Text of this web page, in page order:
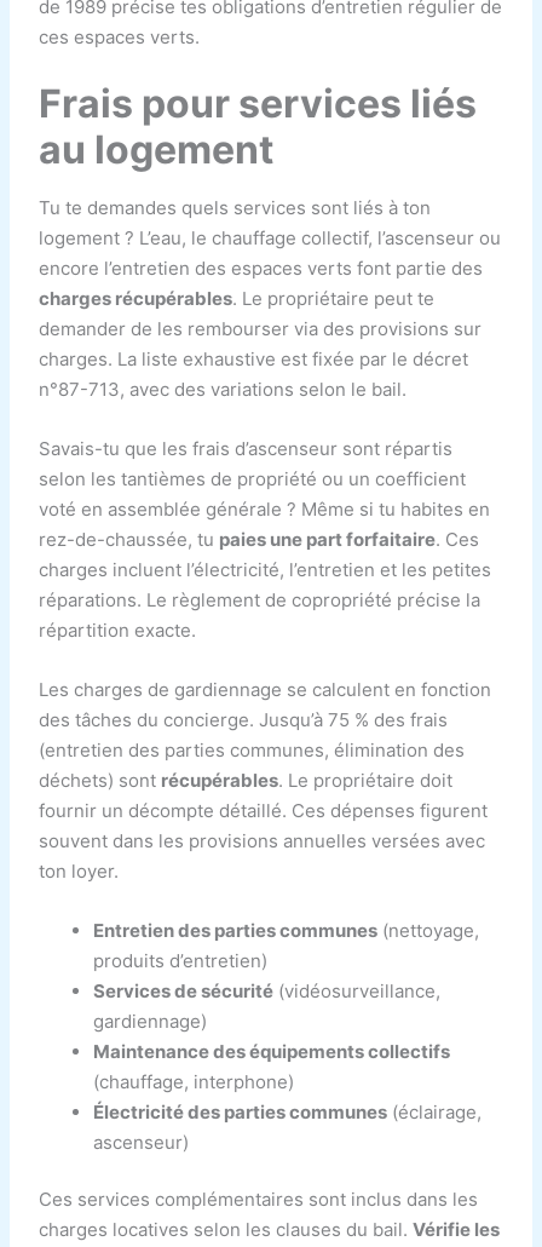
de 1989 précise tes obligations d’entretien régulier de
ces espaces verts.
Frais pour services liés
au logement
Tu te demandes quels services sont liés à ton
logement ? L’eau, le chauffage collectif, l’ascenseur ou
encore l’entretien des espaces verts font partie des
charges récupérables. Le propriétaire peut te
demander de les rembourser via des provisions sur
charges. La liste exhaustive est fixée par le décret
n°87-713, avec des variations selon le bail.
Savais-tu que les frais d’ascenseur sont répartis
selon les tantièmes de propriété ou un coefficient
voté en assemblée générale ? Même si tu habites en
rez-de-chaussée, tu paies une part forfaitaire. Ces
charges incluent l’électricité, l’entretien et les petites
réparations. Le règlement de copropriété précise la
répartition exacte.
Les charges de gardiennage se calculent en fonction
des tâches du concierge. Jusqu’à 75 % des frais
(entretien des parties communes, élimination des
déchets) sont récupérables. Le propriétaire doit
fournir un décompte détaillé. Ces dépenses figurent
souvent dans les provisions annuelles versées avec
ton loyer.
Entretien des parties communes (nettoyage,
produits d’entretien)
Services de sécurité (vidéosurveillance,
gardiennage)
Maintenance des équipements collectifs
(chauffage, interphone)
Électricité des parties communes (éclairage,
ascenseur)
Ces services complémentaires sont inclus dans les
charges locatives selon les clauses du bail.Vérifie les